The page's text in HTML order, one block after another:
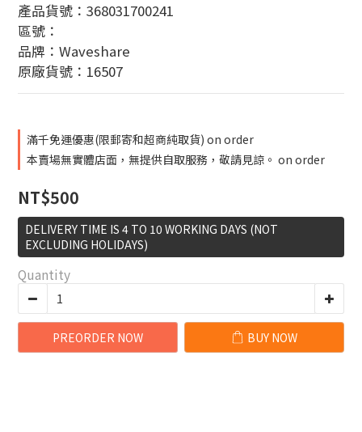
產品貨號：368031700241
區號：
品牌：Waveshare
原廠貨號：16507
滿千免運優惠(限郵寄和超商純取貨) on order
本賣場無實體店面，無提供自取服務，敬請見諒。 on order
NT$500
DELIVERY TIME IS 4 TO 10 WORKING DAYS (NOT
EXCLUDING HOLIDAYS)
Quantity
PREORDER NOW BUY NOW